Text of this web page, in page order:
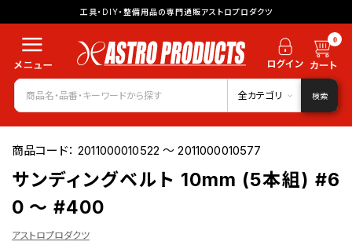
工具・DIY・整備用品の専門通販アストロプロダクツ
0
全カテゴリ 検索
商品コード：2011000010522 ～ 2011000010577
サンディングベルト 10mm (5本組) #6
0 ～ #400
アストロプロダクツ